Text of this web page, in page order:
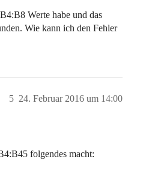
Werte habe und das
Wie kann ich den Fehler
24. Februar 2016 um 14:00
5
folgendes macht: